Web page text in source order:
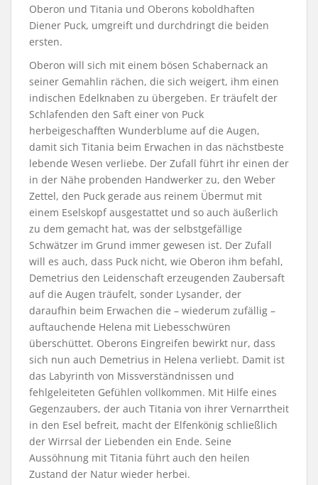
Oberon und Titania und Oberons koboldhaften
Diener Puck, umgreift und durchdringt die beiden
ersten.
Oberon will sich mit einem bösen Schabernack an
seiner Gemahlin rächen, die sich weigert, ihm einen
indischen Edelknaben zu übergeben. Er träufelt der
Schlafenden den Saft einer von Puck
herbeigeschafften Wunderblume auf die Augen,
damit sich Titania beim Erwachen in das nächstbeste
lebende Wesen verliebe. Der Zufall führt ihr einen der
in der Nähe probenden Handwerker zu, den Weber
Zettel, den Puck gerade aus reinem Übermut mit
einem Eselskopf ausgestattet und so auch äußerlich
zu dem gemacht hat, was der selbstgefällige
Schwätzer im Grund immer gewesen ist. Der Zufall
will es auch, dass Puck nicht, wie Oberon ihm befahl,
Demetrius den Leidenschaft erzeugenden Zaubersaft
auf die Augen träufelt, sonder Lysander, der
daraufhin beim Erwachen die – wiederum zufällig –
auftauchende Helena mit Liebesschwüren
überschüttet. Oberons Eingreifen bewirkt nur, dass
sich nun auch Demetrius in Helena verliebt. Damit ist
das Labyrinth von Missverständnissen und
fehlgeleiteten Gefühlen vollkommen. Mit Hilfe eines
Gegenzaubers, der auch Titania von ihrer Vernarrtheit
in den Esel befreit, macht der Elfenkönig schließlich
der Wirrsal der Liebenden ein Ende. Seine
Aussöhnung mit Titania führt auch den heilen
Zustand der Natur wieder herbei.